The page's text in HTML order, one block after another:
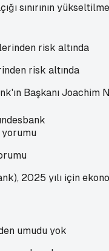
sınırının
risk altında
Başkanı
2025 yılı için